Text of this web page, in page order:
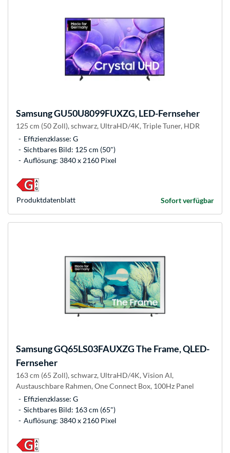
SamsungGU50U8099FUXZG, LED-Fernseher
125 cm (50 Zoll), schwarz, UltraHD/4K, Triple Tuner, HDR
Effizienzklasse: G
Sichtbares Bild: 125 cm (50")
Auflösung: 3840 x 2160 Pixel
Sofort verfügbar
Produkt­datenblatt
SamsungGQ65LS03FAUXZG The Frame, QLED-
Fernseher
163 cm (65 Zoll), schwarz, UltraHD/4K, Vision AI,
Austauschbare Rahmen, One Connect Box, 100Hz Panel
Effizienzklasse: G
Sichtbares Bild: 163 cm (65")
Auflösung: 3840 x 2160 Pixel